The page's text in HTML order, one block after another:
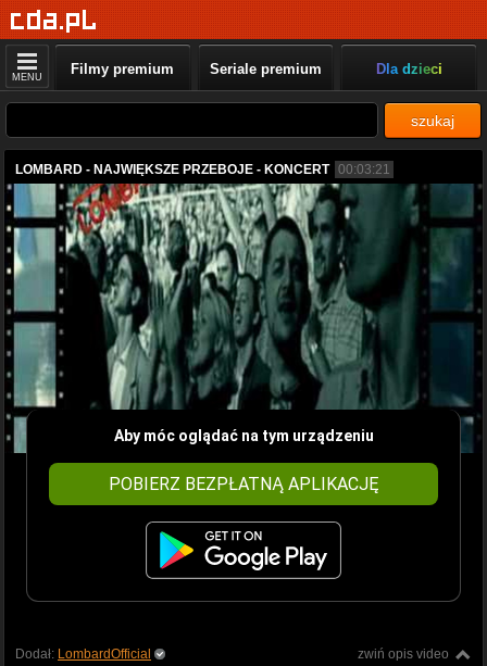
MENU Filmy premium Seriale premium Dla dzieci
szukaj
LOMBARD - NAJWIĘKSZE PRZEBOJE - KONCERT 00:03:21
Aby móc oglądać na tym urządzeniu
POBIERZ BEZPŁATNĄ APLIKACJĘ
zwiń opis video
Dodał: LombardOfficial